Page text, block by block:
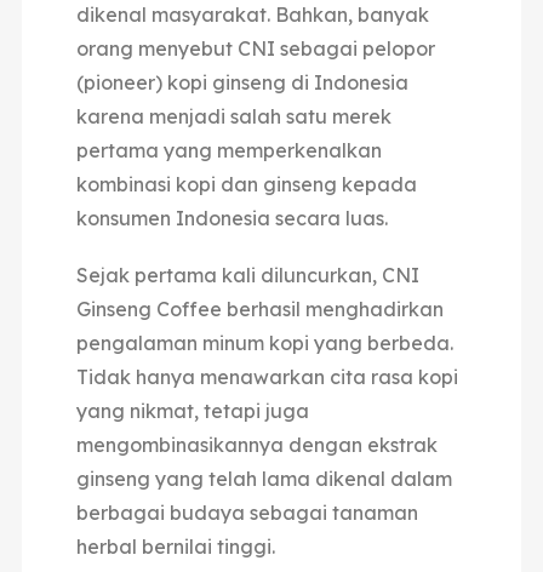
dikenal masyarakat. Bahkan, banyak
orang menyebut CNI sebagai pelopor
(pioneer) kopi ginseng di Indonesia
karena menjadi salah satu merek
pertama yang memperkenalkan
kombinasi kopi dan ginseng kepada
konsumen Indonesia secara luas.
Sejak pertama kali diluncurkan, CNI
Ginseng Coffee berhasil menghadirkan
pengalaman minum kopi yang berbeda.
Tidak hanya menawarkan cita rasa kopi
yang nikmat, tetapi juga
mengombinasikannya dengan ekstrak
ginseng yang telah lama dikenal dalam
berbagai budaya sebagai tanaman
herbal bernilai tinggi.